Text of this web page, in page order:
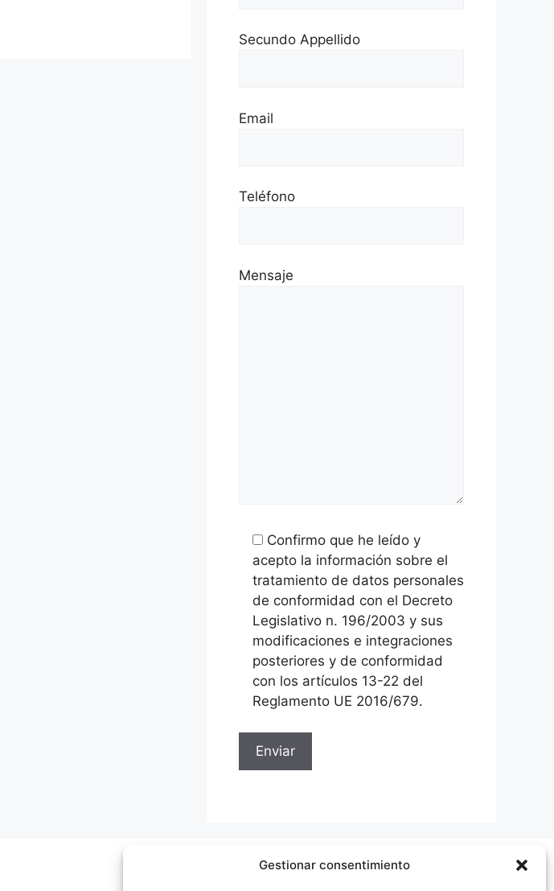
Gestionar consentimiento
Secundo Appellido
Email
Teléfono
Mensaje
Confirmo que he leído y
acepto la información sobre el
tratamiento de datos personales
de conformidad con el Decreto
Legislativo n. 196/2003 y sus
modificaciones e integraciones
posteriores y de conformidad
con los artículos 13-22 del
Reglamento UE 2016/679.